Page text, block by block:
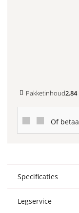
Pakketinhoud2.84
Of
Specificaties
Legservice